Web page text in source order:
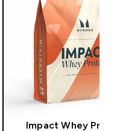
Impact Whey